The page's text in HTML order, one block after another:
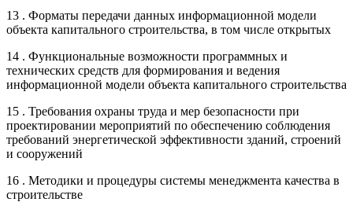
13 . Форматы передачи данных информационной модели
объекта капитального строительства, в том числе открытых
14 . Функциональные возможности программных и
технических средств для формирования и ведения
информационной модели объекта капитального строительства
15 . Требования охраны труда и мер безопасности при
проектировании мероприятий по обеспечению соблюдения
требований энергетической эффективности зданий, строений
и сооружений
16 . Методики и процедуры системы менеджмента качества в
строительстве